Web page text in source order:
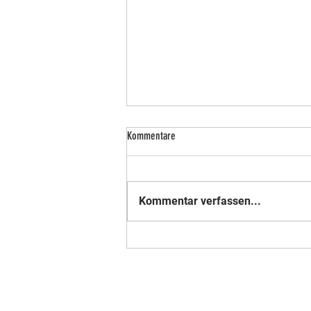
Kommentare
Kommentar verfassen...